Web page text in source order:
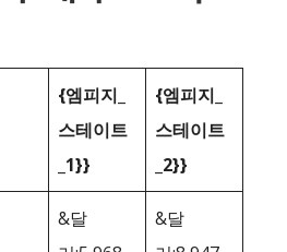
{엠피지_
스테이트
_1}}
{엠피지_
스테이트
_2}}
&달
&달